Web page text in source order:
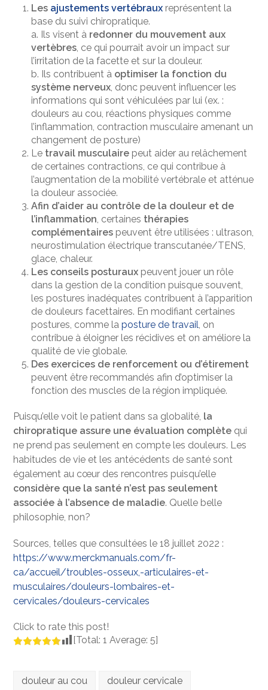
Les ajustements vertébraux représentent la
base du suivi chiropratique.
a. Ils visent à redonner du mouvement aux
vertèbres, ce qui pourrait avoir un impact sur
l’irritation de la facette et sur la douleur.
b. Ils contribuent à optimiser la fonction du
système nerveux, donc peuvent influencer les
informations qui sont véhiculées par lui (ex. :
douleurs au cou, réactions physiques comme
l’inflammation, contraction musculaire amenant un
changement de posture)
Le travail musculaire peut aider au relâchement
de certaines contractions, ce qui contribue à
l’augmentation de la mobilité vertébrale et atténue
la douleur associée.
Afin d’aider au contrôle de la douleur et de
l’inflammation, certaines thérapies
complémentaires peuvent être utilisées : ultrason,
neurostimulation électrique transcutanée/TENS,
glace, chaleur.
Les conseils posturaux peuvent jouer un rôle
dans la gestion de la condition puisque souvent,
les postures inadéquates contribuent à l’apparition
de douleurs facettaires. En modifiant certaines
postures, comme laposture de travail, on
contribue à éloigner les récidives et on améliore la
qualité de vie globale.
Des exercices de renforcement ou d’étirement
peuvent être recommandés afin d’optimiser la
fonction des muscles de la région impliquée.
Puisqu’elle voit le patient dans sa globalité, la
chiropratique assure une évaluation complète qui
ne prend pas seulement en compte les douleurs. Les
habitudes de vie et les antécédents de santé sont
également au cœur des rencontres puisqu’elle
considère que la santé n’est pas seulement
associée à l’absence de maladie. Quelle belle
philosophie, non?
Sources, telles que consultées le 18 juillet 2022 :
https://www.merckmanuals.com/fr-
ca/accueil/troubles-osseux,-articulaires-et-
musculaires/douleurs-lombaires-et-
cervicales/douleurs-cervicales
Click to rate this post!
[Total:1 Average:5]
douleur au cou douleur cervicale